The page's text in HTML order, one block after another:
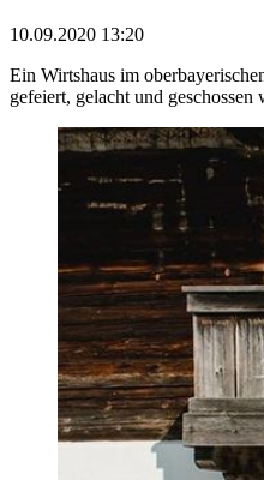
10.09.2020 13:20
Ein Wirtshaus im
gefeiert, gelacht und